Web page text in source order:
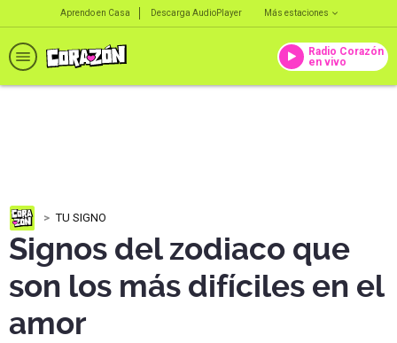
Aprendo en Casa Descarga AudioPlayer Más estaciones
Radio Corazón
en vivo
TU SIGNO
Signos del zodiaco que
son los más difíciles en el
amor